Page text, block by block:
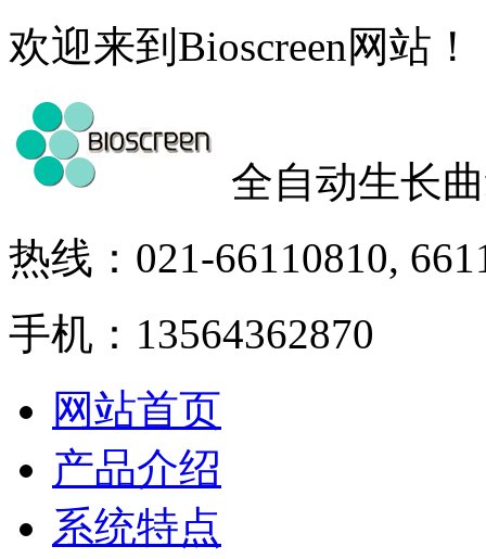
欢迎来到Bioscreen网站！
全自动生长
热线：021-66110810,
手机：13564362870
网站首页
产品介绍
系统特点